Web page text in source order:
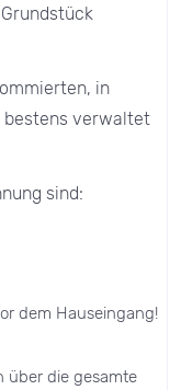
in
bestens verwaltet
sind:
dem Hauseingang!
über die gesamte